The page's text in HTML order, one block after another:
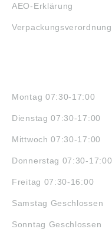
AEO-Erklärung
Verpackungsverordnung
Montag 07:30-17:00
Dienstag 07:30-17:00
Mittwoch 07:30-17:00
Donnerstag 07:30-17:00
Freitag 07:30-16:00
Samstag Geschlossen
Sonntag Geschlossen